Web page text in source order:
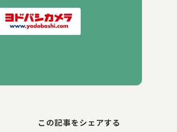
この記事をシェアする